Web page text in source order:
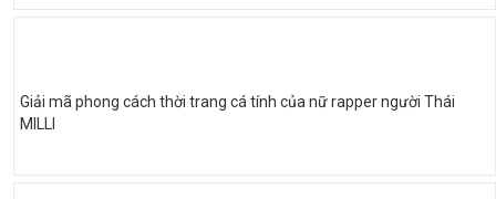
Giải mã phong cách thời trang cá tính của nữ rapper người Thái
MILLI